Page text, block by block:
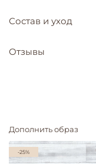
Состав и уход
Отзывы
Дополнить образ
-25%